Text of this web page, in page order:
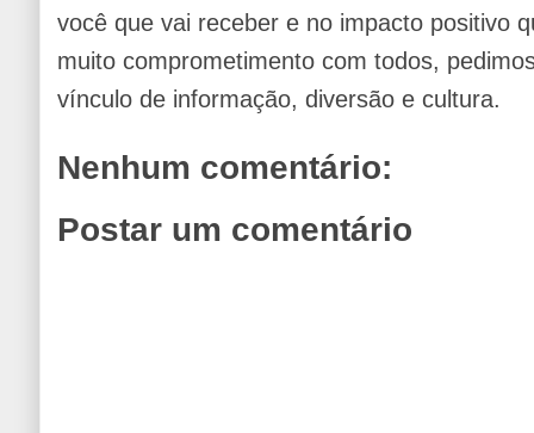
você que vai receber e no impacto positivo
muito comprometimento com todos,
vínculo de informação, diversão e cultura.
Nenhum comentário:
Postar um comentário